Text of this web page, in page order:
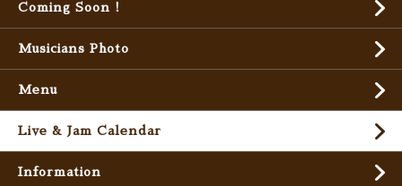
Coming Soon !
Musicians Photo
Menu
Live & Jam Calendar
Information